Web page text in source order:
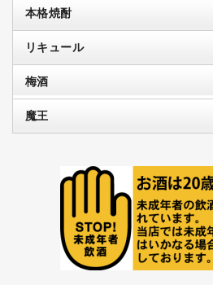
本格焼酎
リキュール
梅酒
魔王